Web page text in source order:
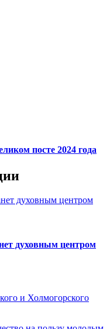
посте 2024 года
духовным центром
и Холмогорского